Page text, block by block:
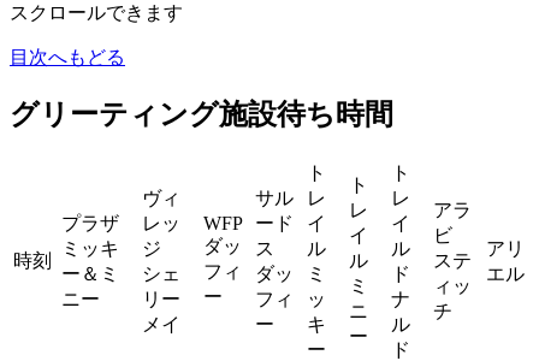
スクロールできます
目次へもどる
グリーティング施設待ち時間
時刻
プラザ
ミッキ
ー＆ミ
ニー
ヴィ
レッ
ジ
シェ
リー
メイ
WFP
ダッ
フィ
ー
サル
ード
ス
ダッ
フィ
ー
ト
レ
イ
ル
ミ
ッ
キ
ー
ト
レ
イ
ル
ミ
ニ
ー
ト
レ
イ
ル
ド
ナ
ル
ド
アラ
ビ
ステ
ィッ
チ
アリ
エル